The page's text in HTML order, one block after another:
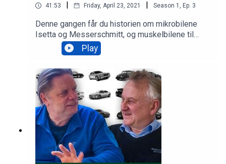
41:53 Friday, April 23, 2021 Season 1 , Ep. 3
Denne gangen får du historien om mikrobilene
Isetta og Messerschmitt, og muskelbilene til
Lancia, Maserati og Lamborghini. Og et par
bekjennelser.
Play